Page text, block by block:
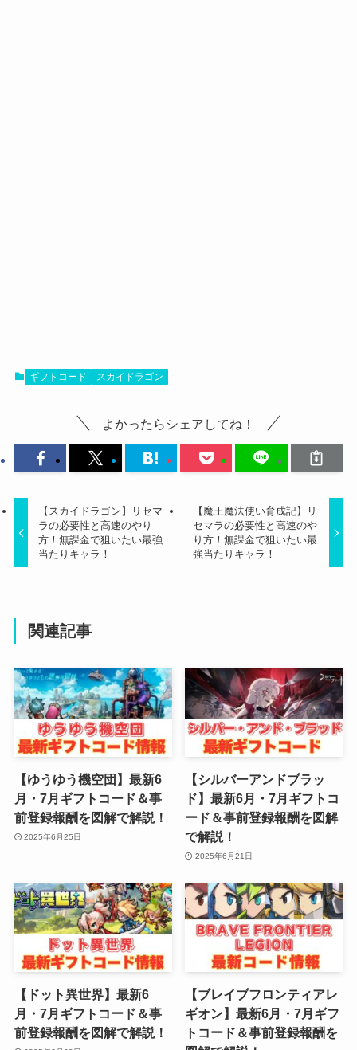
ギフトコード スカイドラゴン
よかったらシェアしてね！
【スカイドラゴン】リセマ
ラの必要性と高速のやり
方！無課金で狙いたい最強
当たりキャラ！
【魔王魔法使い育成記】リ
セマラの必要性と高速のや
り方！無課金で狙いたい最
強当たりキャラ！
関連記事
【ゆうゆう機空団】最新6
月・7月ギフトコード＆事
前登録報酬を図解で解説！
2025年6月25日
【シルバーアンドブラッ
ド】最新6月・7月ギフトコ
ード＆事前登録報酬を図解
で解説！
2025年6月21日
【ドット異世界】最新6
月・7月ギフトコード＆事
前登録報酬を図解で解説！
【ブレイブフロンティアレ
ギオン】最新6月・7月ギフ
トコード＆事前登録報酬を